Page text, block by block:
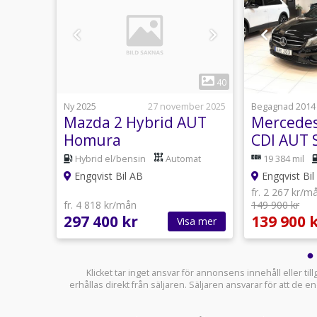
40
Ny 2025
27 november 2025
Mazda 2 Hybrid AUT
Homura
Hybrid el/bensin Automat
Engqvist Bil AB
fr. 4 818 kr/mån
297 400 kr Visa mer
Begagnad 2014
CDI AUT
19 384 mil
Engqvist Bil
fr. 2 267 kr/
149 900 kr
139 900
Klicket tar inget ansvar för annonsens innehåll eller
erhållas direkt från säljaren. Säljaren ansvarar för att de